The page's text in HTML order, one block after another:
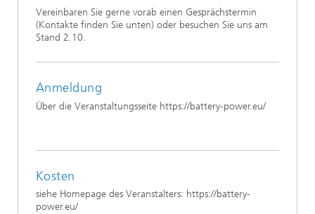
Vereinbaren Sie gerne vorab einen Gesprächstermin
(Kontakte finden Sie unten) oder besuchen Sie uns am
Stand 2.10.
Anmeldung
Über die Veranstaltungsseite https://battery-power.eu/
Kosten
siehe Homepage des Veranstalters: https://battery-
power.eu/